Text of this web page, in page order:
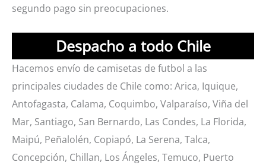
segundo pago sin preocupaciones.
Despacho a todo Chile
Hacemos envío de camisetas de futbol a las
principales ciudades de Chile como: Arica, Iquique,
Antofagasta, Calama, Coquimbo, Valparaíso, Viña del
Mar, Santiago, San Bernardo, Las Condes, La Florida,
Maipú, Peñalolén, Copiapó, La Serena, Talca,
Concepción, Chillan, Los Ángeles, Temuco, Puerto